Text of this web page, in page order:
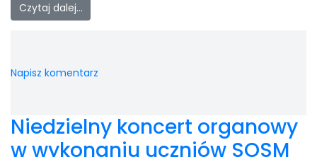
Czytaj dalej…
Napisz komentarz
Niedzielny koncert organowy
w wykonaniu uczniów SOSM